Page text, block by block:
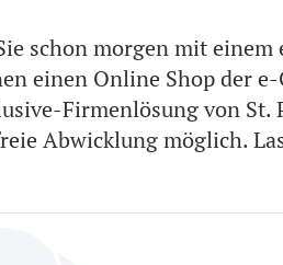
schon morgen mit
einen Online Shop der
Firmenlösung von St.
Abwicklung möglich.